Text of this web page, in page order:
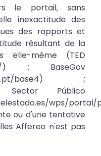
le portail, sans
inexactitude des
des rapports et
résultant de la
elle-même (TED
) ; BaseGov
base4) ;
Sector Público
wps/portal/
ou d'une tentative
Affereo n'est pas